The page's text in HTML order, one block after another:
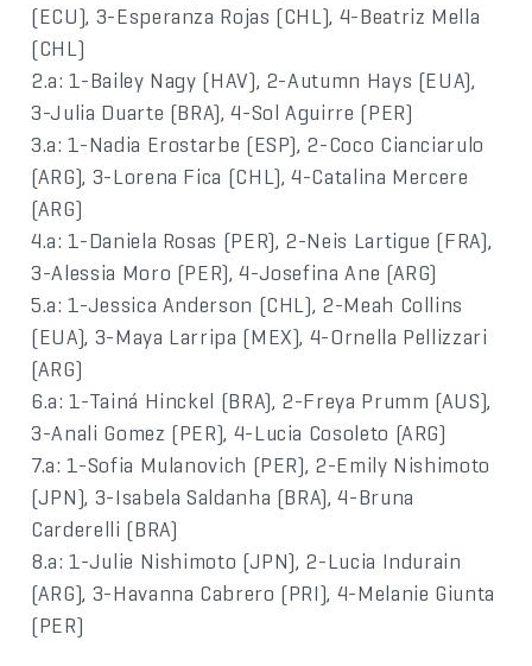
(ECU), 3-Esperanza Rojas (CHL), 4-Beatriz Mella
(CHL)
2.a: 1-Bailey Nagy (HAV), 2-Autumn Hays (EUA),
3-Julia Duarte (BRA), 4-Sol Aguirre (PER)
3.a: 1-Nadia Erostarbe (ESP), 2-Coco Cianciarulo
(ARG), 3-Lorena Fica (CHL), 4-Catalina Mercere
(ARG)
4.a: 1-Daniela Rosas (PER), 2-Neis Lartigue (FRA),
3-Alessia Moro (PER), 4-Josefina Ane (ARG)
5.a: 1-Jessica Anderson (CHL), 2-Meah Collins
(EUA), 3-Maya Larripa (MEX), 4-Ornella Pellizzari
(ARG)
6.a: 1-Tainá Hinckel (BRA), 2-Freya Prumm (AUS),
3-Anali Gomez (PER), 4-Lucia Cosoleto (ARG)
7.a: 1-Sofia Mulanovich (PER), 2-Emily Nishimoto
(JPN), 3-Isabela Saldanha (BRA), 4-Bruna
Carderelli (BRA)
8.a: 1-Julie Nishimoto (JPN), 2-Lucia Indurain
(ARG), 3-Havanna Cabrero (PRI), 4-Melanie Giunta
(PER)